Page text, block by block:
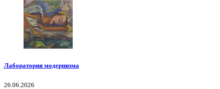
Лаборатория модернизма
26.06.2026